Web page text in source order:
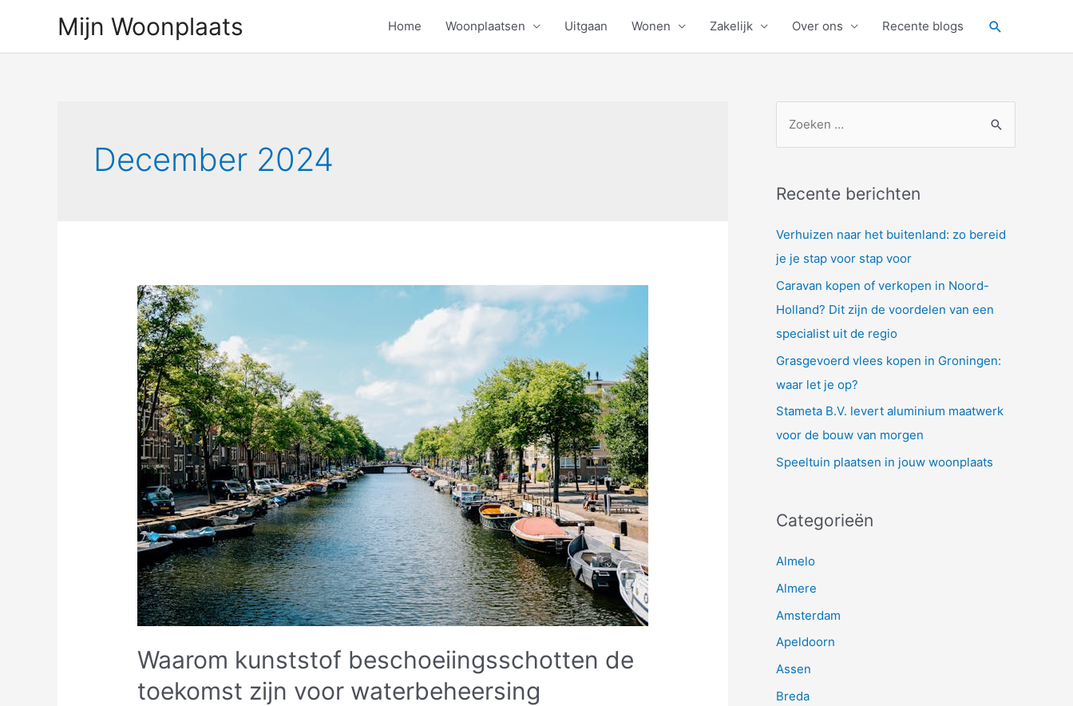
Mijn Woonplaats Home Woonplaatsen Uitgaan Wonen Zakelijk Over ons Recente blogs Zoeken
December 2024
Waarom kunststof beschoeiingsschotten de
toekomst zijn voor waterbeheersing
k
a
a
r
:
Recente berichten
Verhuizen naar het buitenland: zo bereid
je je stap voor stap voor
Caravan kopen of verkopen in Noord-
Holland? Dit zijn de voordelen van een
specialist uit de regio
Grasgevoerd vlees kopen in Groningen:
waar let je op?
Stameta B.V. levert aluminium maatwerk
voor de bouw van morgen
Speeltuin plaatsen in jouw woonplaats
Categorieën
Almelo
Almere
Amsterdam
Apeldoorn
Assen
Breda